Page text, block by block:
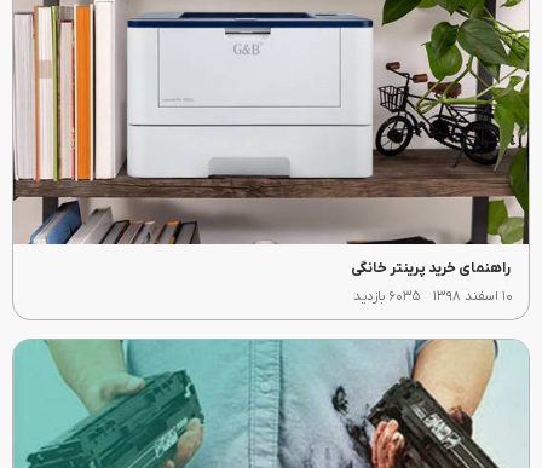
راهنمای خرید پرینتر خانگی
۱۰ اسفند ۱۳۹۸ ۶۰۳۵ بازدید